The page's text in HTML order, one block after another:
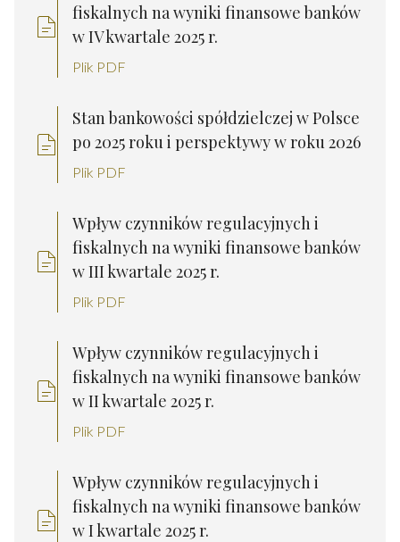
fiskalnych na wyniki finansowe banków
w IV kwartale 2025 r.
Plik PDF
Stan bankowości spółdzielczej w Polsce
po 2025 roku i perspektywy w roku 2026
Plik PDF
Wpływ czynników regulacyjnych i
fiskalnych na wyniki finansowe banków
w III kwartale 2025 r.
Plik PDF
Wpływ czynników regulacyjnych i
fiskalnych na wyniki finansowe banków
w II kwartale 2025 r.
Plik PDF
Wpływ czynników regulacyjnych i
fiskalnych na wyniki finansowe banków
w I kwartale 2025 r.